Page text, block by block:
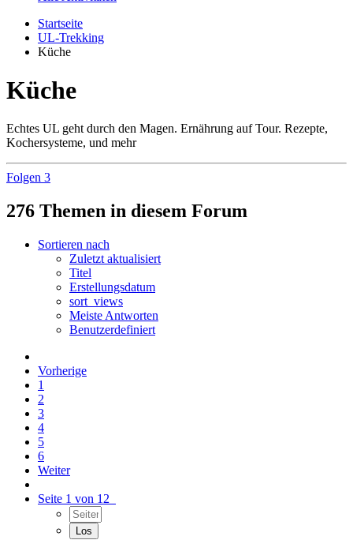
Startseite
UL-Trekking
Küche
Küche
Echtes UL geht durch den Magen. Ernährung auf Tour. Rezepte,
Kochersysteme, und mehr
Folgen 3
276 Themen in diesem Forum
Sortieren nach
Zuletzt aktualisiert
Titel
Erstellungsdatum
sort_views
Meiste Antworten
Benutzerdefiniert
Vorherige
1
2
3
4
5
6
Weiter
Seite 1 von 12